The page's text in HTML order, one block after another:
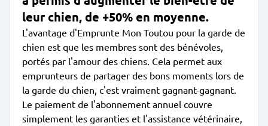
leur chien, de +50% en moyenne.
L'avantage d'Emprunte Mon Toutou pour la garde de
chien est que les membres sont des bénévoles,
portés par l'amour des chiens. Cela permet aux
emprunteurs de partager des bons moments lors de
la garde du chien, c'est vraiment gagnant-gagnant.
Le paiement de l'abonnement annuel couvre
simplement les garanties et l'assistance vétérinaire,